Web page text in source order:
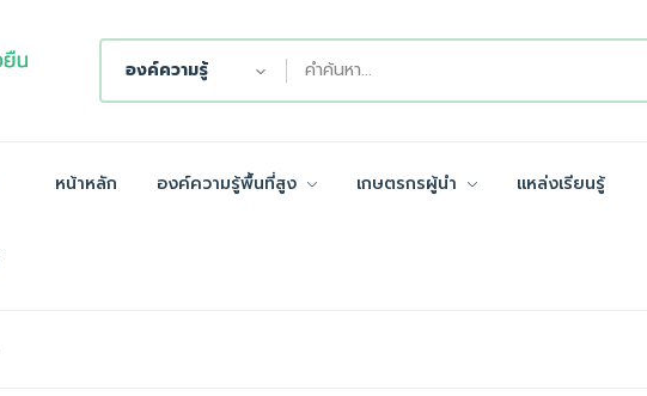
องค์ความรู้
หน้าหลัก องค์ความรู้พื้นที่สูง เกษตรกรผู้นำ แหล่งเรียนรู้